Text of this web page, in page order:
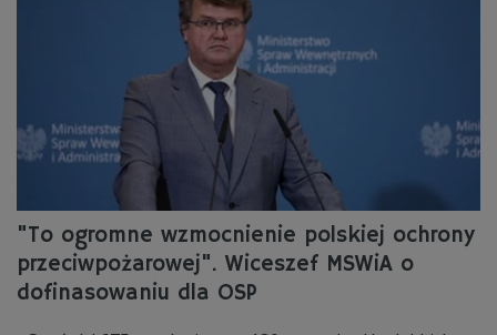
"To ogromne wzmocnienie polskiej ochrony
przeciwpożarowej". Wiceszef MSWiA o
dofinasowaniu dla OSP